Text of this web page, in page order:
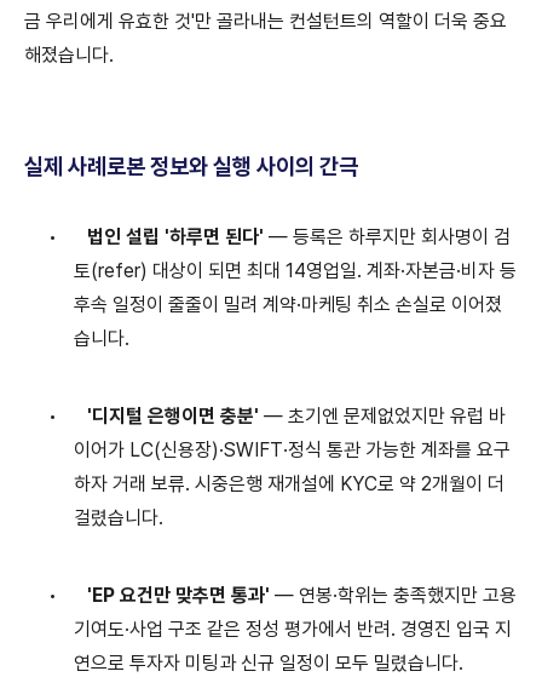
금 우리에게 유효한 것'만 골라내는 컨설턴트의 역할이 더욱 중요
해졌습니다.
실제 사례로본 정보와 실행 사이의 간극
• 법인 설립 '하루면 된다' — 등록은 하루지만 회사명이 검
토(refer) 대상이 되면 최대 14영업일.계좌·자본금·비자 등
후속 일정이 줄줄이 밀려 계약·마케팅 취소 손실로 이어졌
습니다.
• '디지털 은행이면 충분' — 초기엔 문제없었지만 유럽 바
이어가 LC(신용장)·SWIFT·정식 통관 가능한 계좌를 요구
하자 거래 보류.시중은행 재개설에 KYC로 약 2개월이 더
걸렸습니다.
• 'EP 요건만 맞추면 통과' — 연봉·학위는 충족했지만 고용
기여도·사업 구조 같은 정성 평가에서 반려 . 경영진 입국 지
연으로 투자자 미팅과 신규 일정이 모두 밀렸습니다.